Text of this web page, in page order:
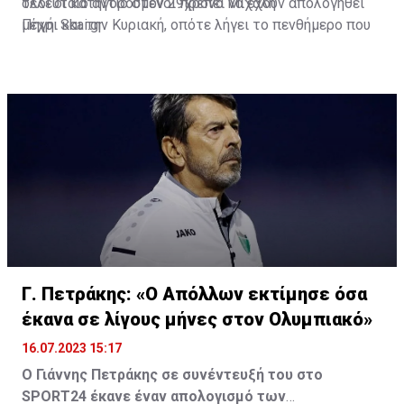
όλοι οι κατηγορούμενοι πρέπει να έχουν απολογηθεί
μέχρι και την Κυριακή, οπότε λήγει το πενθήμερο που
τελευταίο αντίο στον 29χρονο Μιχάλη
Πηγή: Skai.gr
Γ. Πετράκης: «Ο Απόλλων εκτίμησε όσα
έκανα σε λίγους μήνες στον Ολυμπιακό»
16.07.2023 15:17
Ο Γιάννης Πετράκης σε συνέντευξή του στο
SPORT24 έκανε έναν απολογισμό των